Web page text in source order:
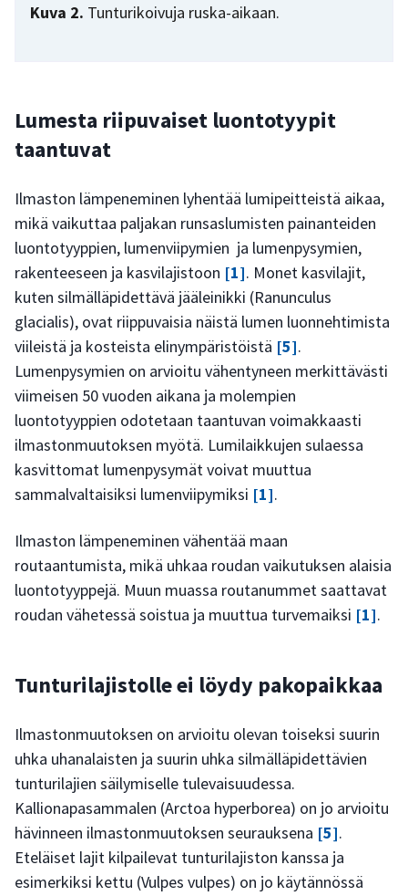
Kuva 2. Tunturikoivuja ruska-aikaan.
Lumesta riipuvaiset luontotyypit
taantuvat
Ilmaston lämpeneminen lyhentää lumipeitteistä aikaa,
mikä vaikuttaa paljakan runsaslumisten painanteiden
luontotyyppien, lumenviipymien ja lumenpysymien,
rakenteeseen ja kasvilajistoon [1]. Monet kasvilajit,
kuten silmälläpidettävä jääleinikki (Ranunculus
glacialis), ovat riippuvaisia näistä lumen luonnehtimista
viileistä ja kosteista elinympäristöistä [5].
Lumenpysymien on arvioitu vähentyneen merkittävästi
viimeisen 50 vuoden aikana ja molempien
luontotyyppien odotetaan taantuvan voimakkaasti
ilmastonmuutoksen myötä. Lumilaikkujen sulaessa
kasvittomat lumenpysymät voivat muuttua
sammalvaltaisiksi lumenviipymiksi [1].
Ilmaston lämpeneminen vähentää maan
routaantumista, mikä uhkaa roudan vaikutuksen alaisia
luontotyyppejä. Muun muassa routanummet saattavat
roudan vähetessä soistua ja muuttua turvemaiksi [1].
Tunturilajistolle ei löydy pakopaikkaa
Ilmastonmuutoksen on arvioitu olevan toiseksi suurin
uhka uhanalaisten ja suurin uhka silmälläpidettävien
tunturilajien säilymiselle tulevaisuudessa.
Kallionapasammalen (Arctoa hyperborea) on jo arvioitu
hävinneen ilmastonmuutoksen seurauksena [5].
Eteläiset lajit kilpailevat tunturilajiston kanssa ja
esimerkiksi kettu (Vulpes vulpes) on jo käytännössä